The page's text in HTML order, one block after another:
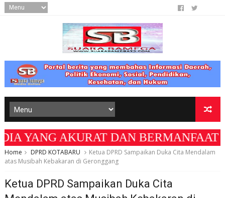
AKURAT DAN BERMANFAAT
Home DPRD KOTABARU
Ketua DPRD Sampaikan Duka Cita Mendalam
atas Musibah Kebakaran di Geronggang
Ketua DPRD Sampaikan Duka Cita